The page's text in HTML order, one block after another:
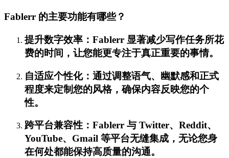
Fablerr 的主要功能有哪些？
提升数字效率：Fablerr 显著减少写作任务所花
费的时间，让您能更专注于真正重要的事情。
自适应个性化：通过调整语气、幽默感和正式
程度来定制您的风格，确保内容反映您的个
性。
跨平台兼容性：Fablerr 与 Twitter、Reddit、
YouTube、Gmail 等平台无缝集成，无论您身
在何处都能保持高质量的沟通。